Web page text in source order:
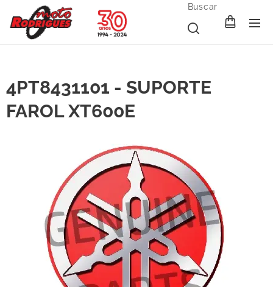
Buscar
4PT8431101 - SUPORTE
FAROL XT600E